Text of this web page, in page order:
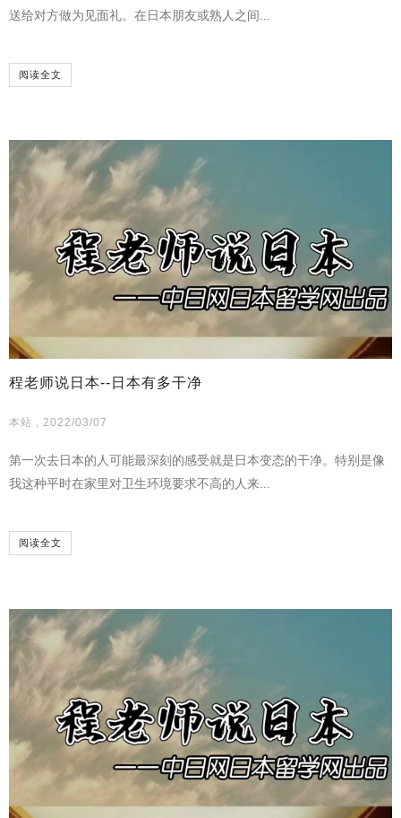
送给对方做为见面礼。在日本朋友或熟人之间...
阅读全文
程老师说日本--日本有多干净
本站 , 2022/03/07
第一次去日本的人可能最深刻的感受就是日本变态的干净。特别是像
我这种平时在家里对卫生环境要求不高的人来...
阅读全文